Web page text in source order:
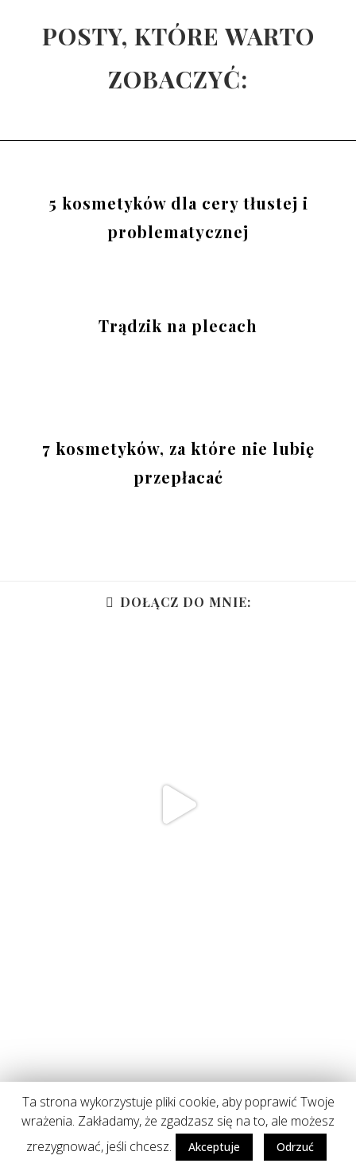
POSTY, KTÓRE WARTO
ZOBACZYĆ:
5 kosmetyków dla cery tłustej i
problematycznej
Trądzik na plecach
7 kosmetyków, za które nie lubię
przepłacać
DOŁĄCZ DO MNIE:
Ta strona wykorzystuje pliki cookie, aby poprawić Twoje
wrażenia. Zakładamy, że zgadzasz się na to, ale możesz
zrezygnować, jeśli chcesz.
Akceptuje Odrzuć